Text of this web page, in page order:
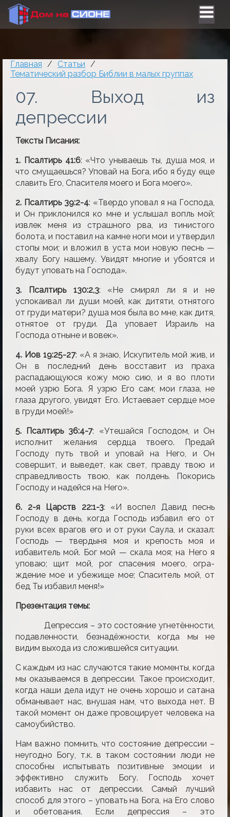
Главная / Статьи /
Тематический разбор Библии в малых группах
07. Выход из
депрессии
Тексты Писания:
1. Псалтирь 41:6: «Что унываешь ты, душа моя, и
что смущаешься? Уповай на Бога, ибо я буду еще
славить Его, Спасителя моего и Бога моего».
2. Псалтирь 39:2-4: «Твердо уповал я на Господа,
и Он приклонился ко мне и услышал вопль мой;
извлек меня из страшного рва, из тинистого
болота, и поставил на камне ноги мои и утвердил
стопы мои; и вложил в уста мои новую песнь —
хвалу Богу нашему. Увидят многие и убоятся и
будут уповать на Господа».
3. Псалтирь 130:2,3: «Не смирял ли я и не
успокаивал ли души моей, как дитяти, отнятого
от груди матери? душа моя была во мне, как дитя,
отнятое от груди. Да уповает Израиль на
Господа отныне и вовек».
4. Иов 19:25-27: «А я знаю, Искупитель мой жив, и
Он в последний день восставит из праха
распадающуюся кожу мою сию, и я во плоти
моей узрю Бога. Я узрю Его сам; мои глаза, не
глаза другого, увидят Его. Истаевает сердце мое
в груди моей!»
5. Псалтирь 36:4-7: «Утешайся Господом, и Он
исполнит желания сердца твоего. Предай
Господу путь твой и уповай на Него, и Он
совершит, и выведет, как свет, правду твою и
справедливость твою, как полдень. Покорись
Господу и надейся на Него».
6. 2-я Царств 22:1-3: «И воспел Давид песнь
Господу в день, когда Господь избавил его от
руки всех врагов его и от руки Саула, и сказал:
Господь — твердыня моя и крепость моя и
избавитель мой. Бог мой — скала моя; на Него я
уповаю; щит мой, рог спасения моего, огра­
ждение мое и убежище мое; Спаситель мой, от
бед Ты избавил меня!»
Презентация темы:
Депрессия – это состояние угнетённости,
подавленности, безнадёжности, когда мы не
видим выхода из сложившейся ситуации.
С каждым из нас случаются такие моменты, когда
мы оказываемся в депрессии. Та­кое происходит,
когда наши дела идут не очень хорошо и сатана
обманывает нас, внушая нам, что выхода нет. В
такой момент он даже провоцирует человека на
самоубийство.
Нам важно помнить, что состояние депрессии –
неугодно Богу, т.к. в таком состоянии люди не
способны испытывать позитивные эмоции и
эффективно служить Богу. Господь хочет
избавить нас от депрессии. Самый лучший
способ для этого – уповать на Бога, на Его слово
и обетования. Если депрессия – это